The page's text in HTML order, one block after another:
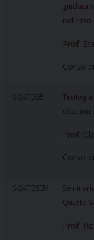
indirizzo
Prof.
Corso
S-24TB05
Teologia
citazioni
Prof.
Corso
S-24TBSEM
Quarto
Prof.